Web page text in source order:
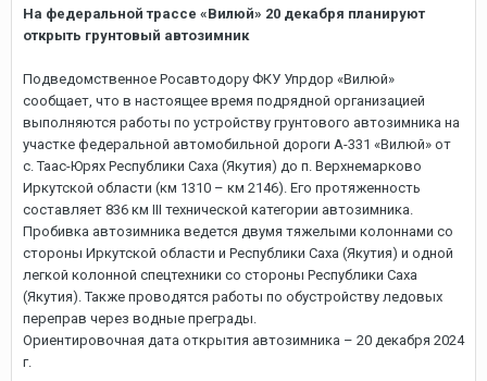
На федеральной трассе «Вилюй» 20 декабря планируют
открыть грунтовый автозимник
Подведомственное Росавтодору ФКУ Упрдор «Вилюй»
сообщает, что в настоящее время подрядной организацией
выполняются работы по устройству грунтового автозимника на
участке федеральной автомобильной дороги А-331 «Вилюй» от
с. Таас-Юрях Республики Саха (Якутия) до п. Верхнемарково
Иркутской области (км 1310 – км 2146). Его протяженность
составляет 836 км III технической категории автозимника.
Пробивка автозимника ведется двумя тяжелыми колоннами со
стороны Иркутской области и Республики Саха (Якутия) и одной
легкой колонной спецтехники со стороны Республики Саха
(Якутия). Также проводятся работы по обустройству ледовых
переправ через водные преграды.
Ориентировочная дата открытия автозимника – 20 декабря 2024
г.